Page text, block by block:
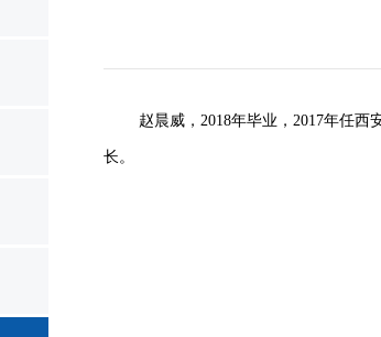
赵晨威，2018年毕业，2017年任
长。